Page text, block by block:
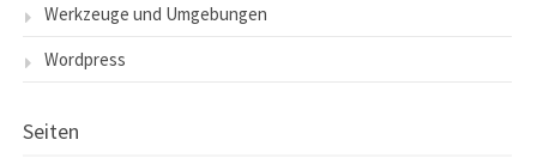
Werkzeuge und Umgebungen
Wordpress
Seiten